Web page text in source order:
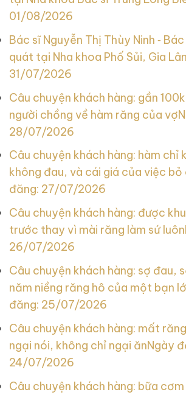
01/08/2026
Bác sĩ Nguyễn Thị Thùy Ninh ‑
quát tại Nha khoa Phố Sủi, Gia
31/07/2026
Câu chuyện khách hàng: gần
người chồng về hàm răng của vợ
28/07/2026
Câu chuyện khách hàng: hàm chỉ
không đau, và cái giá của việc bỏ
đăng: 27/07/2026
Câu chuyện khách hàng: được
trước thay vì mài răng làm sứ luôn
26/07/2026
Câu chuyện khách hàng: sợ đau,
năm niềng răng hô của một bạn
đăng: 25/07/2026
Câu chuyện khách hàng: mất
ngại nói, không chỉ ngại ănNgày
24/07/2026
Câu chuyện khách hàng: bữa